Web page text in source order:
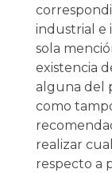
industrial e
sola
existencia
alguna del
como
realizar
respecto a